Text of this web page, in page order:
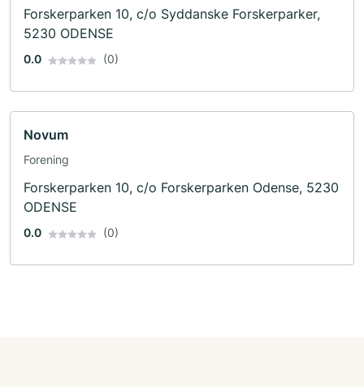
Forskerparken 10, c/o Syddanske Forskerparker,
5230 ODENSE
0.0 (0)
Novum
Forening
Forskerparken 10, c/o Forskerparken Odense, 5230
ODENSE
0.0 (0)